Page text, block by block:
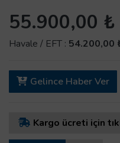
55.900,00 ₺
Havale / EFT : 54.200,00
Gelince Haber Ver
Kargo ücreti için